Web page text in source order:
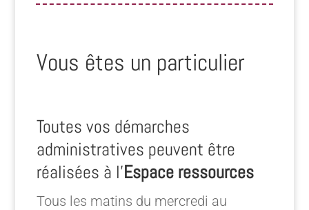
Vous êtes un particulier
Toutes vos démarches
administratives peuvent être
réalisées à l’Espace ressources
Tous les matins du mercredi au